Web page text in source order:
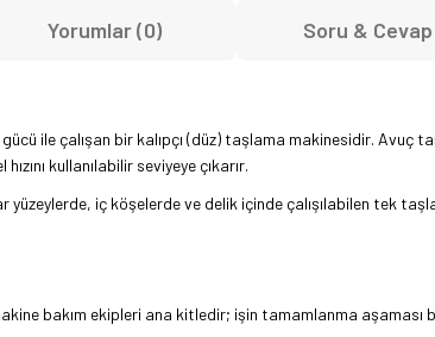
Yorumlar (0) Soru & Cevap
ile çalışan bir kalıpçı (düz) taşlama makinesidir.
kullanılabilir seviyeye çıkarır.
iç köşelerde ve delik içinde çalışılabilen tek
bakım ekipleri ana kitledir; işin tamamlanma aşaması